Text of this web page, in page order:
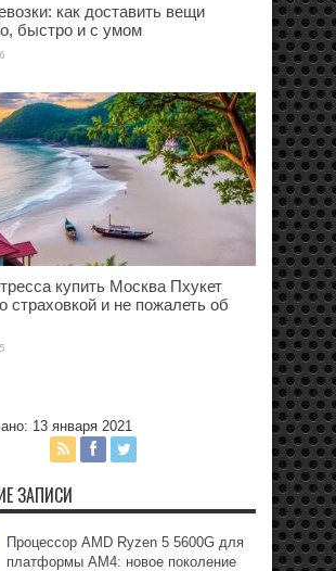
как доставить вещи
быстро и с умом
купить Москва Пхукет
страховкой и не пожалеть об
13 января 2021
ЗАПИСИ
Процессор AMD Ryzen 5 5600G для
платформы АМ4: новое поколение